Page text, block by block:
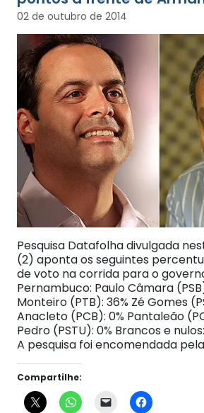
02 de outubro de 2014
Pesquisa Datafolha divulgada
(2) aponta os seguintes
de voto na corrida para o
Pernambuco: Paulo Câmara
Monteiro (PTB): 36% Zé Gomes
Anacleto (PCB): 0% Pantaleão
Pedro (PSTU): 0% Brancos e
A pesquisa foi encomendada
Compartilhe: